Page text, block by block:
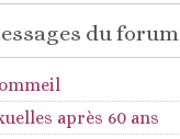
du forum
après 60 ans